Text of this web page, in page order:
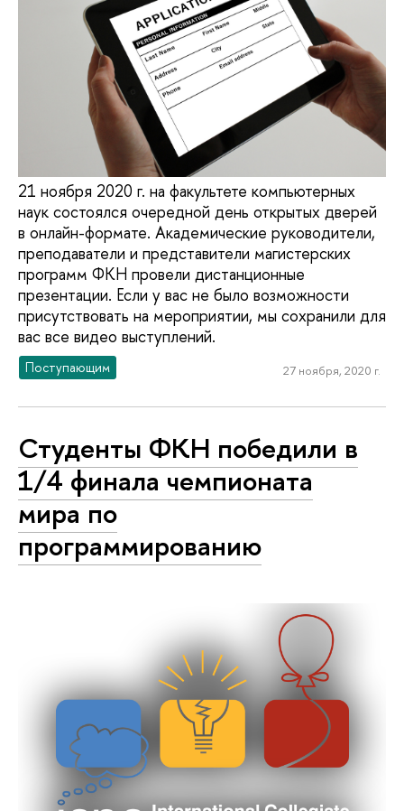
21 ноября 2020 г. на факультете компьютерных
наук состоялся очередной день открытых дверей
в онлайн-формате. Академические руководители,
преподаватели и представители магистерских
программ ФКН провели дистанционные
презентации. Если у вас не было возможности
присутствовать на мероприятии, мы сохранили для
вас все видео выступлений.
Поступающим 27 ноября, 2020 г.
Студенты ФКН победили в
1/4 финала чемпионата
мира по
программированию